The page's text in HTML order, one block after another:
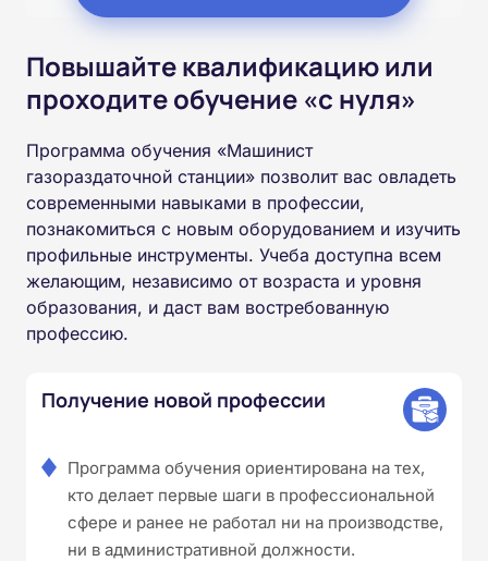
Повышайте квалификацию или
проходите обучение «с нуля»
Программа обучения «Машинист
газораздаточной станции» позволит вас овладеть
современными навыками в профессии,
познакомиться с новым оборудованием и изучить
профильные инструменты. Учеба доступна всем
желающим, независимо от возраста и уровня
образования, и даст вам востребованную
профессию.
Получение новой профессии
Программа обучения ориентирована на тех,
кто делает первые шаги в профессиональной
сфере и ранее не работал ни на производстве,
ни в административной должности.